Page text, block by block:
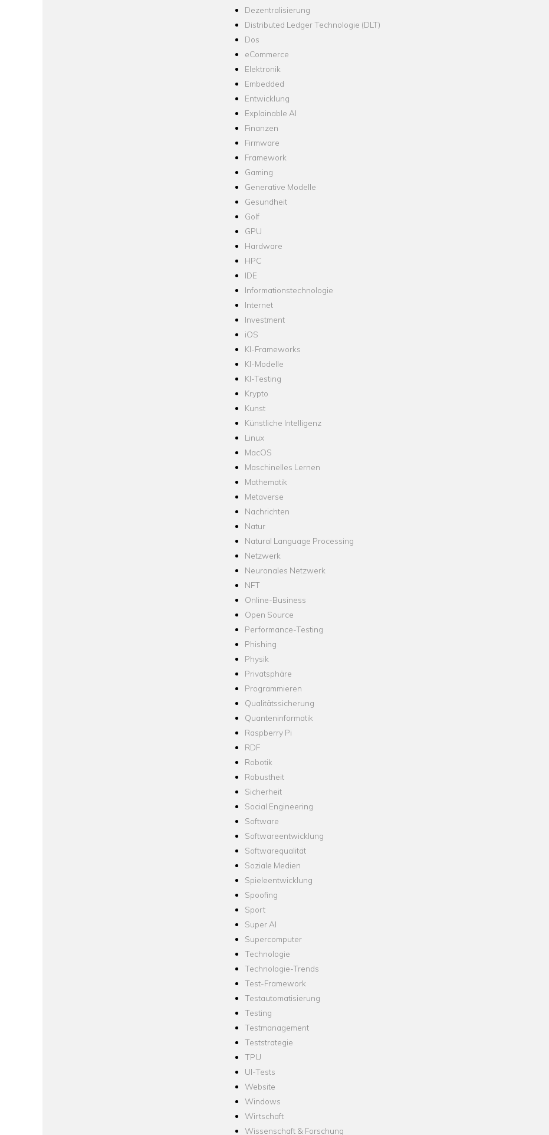
Dezentralisierung
Distributed Ledger Technologie (DLT)
Dos
eCommerce
Elektronik
Embedded
Entwicklung
Explainable AI
Finanzen
Firmware
Framework
Gaming
Generative Modelle
Gesundheit
Golf
GPU
Hardware
HPC
IDE
Informationstechnologie
Internet
Investment
iOS
KI-Frameworks
KI-Modelle
KI-Testing
Krypto
Kunst
Künstliche Intelligenz
Linux
MacOS
Maschinelles Lernen
Mathematik
Metaverse
Nachrichten
Natur
Natural Language Processing
Netzwerk
Neuronales Netzwerk
NFT
Online-Business
Open Source
Performance-Testing
Phishing
Physik
Privatsphäre
Programmieren
Qualitätssicherung
Quanteninformatik
Raspberry Pi
RDF
Robotik
Robustheit
Sicherheit
Social Engineering
Software
Softwareentwicklung
Softwarequalität
Soziale Medien
Spieleentwicklung
Spoofing
Sport
Super AI
Supercomputer
Technologie
Technologie-Trends
Test-Framework
Testautomatisierung
Testing
Testmanagement
Teststrategie
TPU
UI-Tests
Website
Windows
Wirtschaft
Wissenschaft & Forschung